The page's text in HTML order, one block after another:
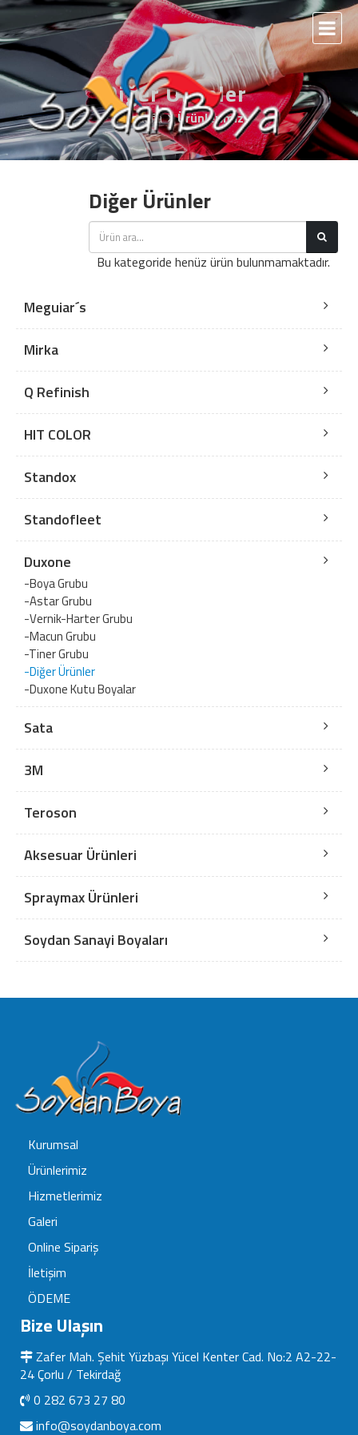
Diğer Ürünler
Anasayfa Ürünlerimiz
Diğer Ürünler
Bu kategoride henüz ürün bulunmamaktadır.
Meguiar´s
Mirka
Q Refinish
HIT COLOR
Standox
Standofleet
Duxone
-Boya Grubu
-Astar Grubu
-Vernik-Harter Grubu
-Macun Grubu
-Tiner Grubu
-Diğer Ürünler
-Duxone Kutu Boyalar
Sata
3M
Teroson
Aksesuar Ürünleri
Spraymax Ürünleri
Soydan Sanayi Boyaları
Kurumsal
Ürünlerimiz
Hizmetlerimiz
Galeri
Online Sipariş
İletişim
ÖDEME
Bize Ulaşın
Zafer Mah. Şehit Yüzbaşı Yücel Kenter Cad. No:2 A2-22-
24 Çorlu / Tekirdağ
0 282 673 27 80
info@soydanboya.com